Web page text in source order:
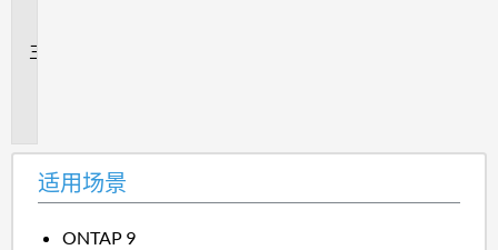
适用场景
ONTAP 9